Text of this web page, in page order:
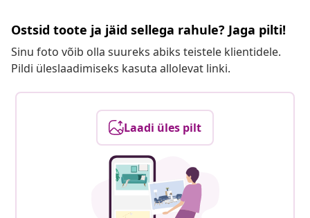
Ostsid toote ja jäid sellega rahule? Jaga pilti!
Sinu foto võib olla suureks abiks teistele klientidele.
Pildi üleslaadimiseks kasuta allolevat linki.
Laadi üles pilt